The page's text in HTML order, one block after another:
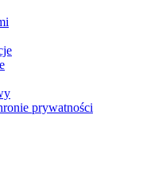
prywatności